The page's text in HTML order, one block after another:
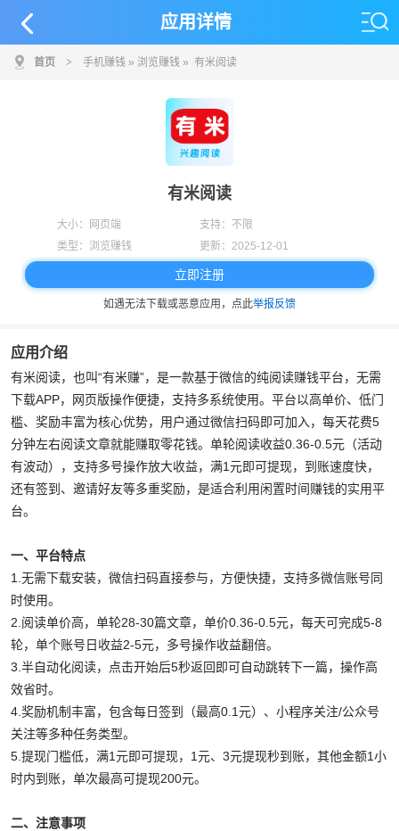
应用详情
首页 > 手机赚钱 » 浏览赚钱 » 有米阅读
有米阅读
大小： 网页端 支持： 不限
类型： 浏览赚钱 更新： 2025-12-01
立即注册
如遇无法下载或恶意应用，点此举报反馈
应用介绍
有米阅读，也叫“有米赚”，是一款基于微信的纯阅读赚钱平台，无需
下载APP，网页版操作便捷，支持多系统使用。平台以高单价、低门
槛、奖励丰富为核心优势，用户通过微信扫码即可加入，每天花费5
分钟左右阅读文章就能赚取零花钱。单轮阅读收益0.36-0.5元（活动
有波动），支持多号操作放大收益，满1元即可提现，到账速度快，
还有签到、邀请好友等多重奖励，是适合利用闲置时间赚钱的实用平
台。
一、平台特点
1.无需下载安装，微信扫码直接参与，方便快捷，支持多微信账号同
时使用。
2.阅读单价高，单轮28-30篇文章，单价0.36-0.5元，每天可完成5-8
轮，单个账号日收益2-5元，多号操作收益翻倍。
3.半自动化阅读，点击开始后5秒返回即可自动跳转下一篇，操作高
效省时。
4.奖励机制丰富，包含每日签到（最高0.1元）、小程序关注/公众号
关注等多种任务类型。
5.提现门槛低，满1元即可提现，1元、3元提现秒到账，其他金额1小
时内到账，单次最高可提现200元。
二、注意事项